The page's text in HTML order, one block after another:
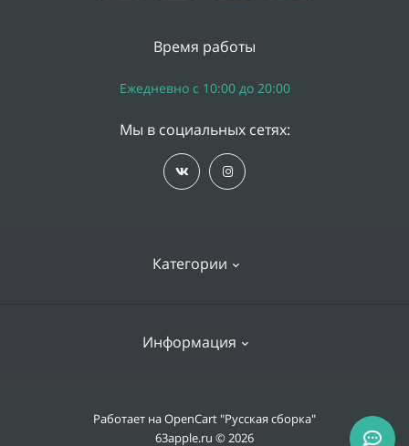
Категории
Информация
Доставка и оплата
Время работы
Ежедневно с 10:00 до 20:00
Мы в социальных сетях:
Работает наOpenCart "Русская сборка"
63apple.ru © 2026